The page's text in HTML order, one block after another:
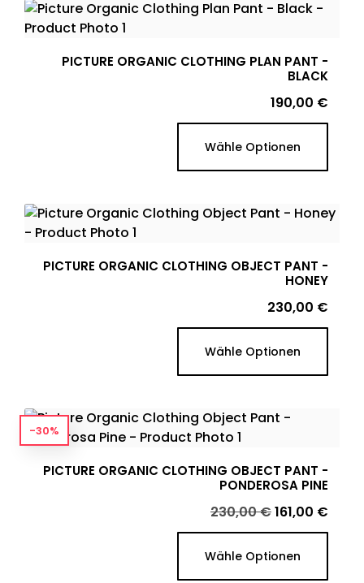
PICTURE ORGANIC CLOTHING PLAN PANT -
BLACK
Preis
190,00 €
Wähle Optionen
PICTURE ORGANIC CLOTHING OBJECT PANT -
HONEY
Preis
230,00 €
Wähle Optionen
PICTURE ORGANIC CLOTHING OBJECT PANT -
PONDEROSA PINE
Verkaufspreis
230,00 €Preis
161,00 €
Wähle Optionen
-30%